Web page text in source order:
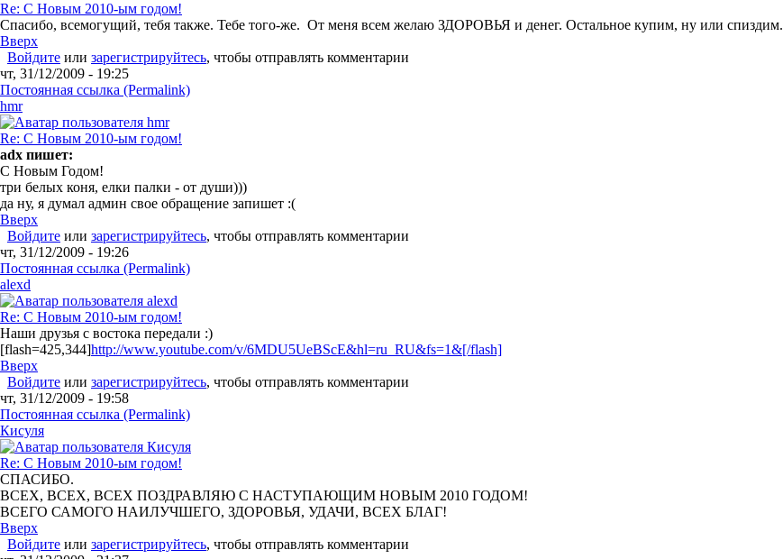
Re: С Новым 2010-ым годом!
Спасибо, всемогущий, тебя также. Тебе того-же. От меня всем желаю ЗДОРОВЬЯ и денег. Остальное купим, ну или спиздим.
Вверх
Войдите или зарегистрируйтесь, чтобы отправлять комментарии
чт, 31/12/2009 - 19:25
Постоянная ссылка (Permalink)
hmr
Re: С Новым 2010-ым годом!
adx пишет:
С Новым Годом!
три белых коня, елки палки - от души)))
да ну, я думал админ свое обращение запишет :(
Вверх
Войдите или зарегистрируйтесь, чтобы отправлять комментарии
чт, 31/12/2009 - 19:26
Постоянная ссылка (Permalink)
alexd
Re: С Новым 2010-ым годом!
Наши друзья с востока передали :)
[flash=425,344]http://www.youtube.com/v/6MDU5UeBScE&hl=ru_RU&fs=1&[/flash]
Вверх
Войдите или зарегистрируйтесь, чтобы отправлять комментарии
чт, 31/12/2009 - 19:58
Постоянная ссылка (Permalink)
Кисуля
Re: С Новым 2010-ым годом!
СПАСИБО.
ВСЕХ, ВСЕХ, ВСЕХ ПОЗДРАВЛЯЮ С НАСТУПАЮЩИМ НОВЫМ 2010 ГОДОМ!
ВСЕГО САМОГО НАИЛУЧШЕГО, ЗДОРОВЬЯ, УДАЧИ, ВСЕХ БЛАГ!
Вверх
Войдите или зарегистрируйтесь, чтобы отправлять комментарии